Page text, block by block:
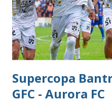
categoría.
Supercopa
GFC - Aurora FC